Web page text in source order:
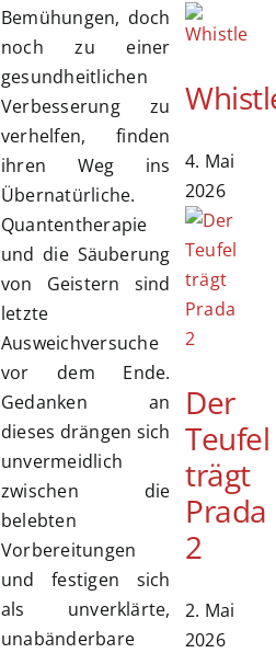
Bemühungen, doch
noch zu einer
gesundheitlichen
Verbesserung zu
verhelfen, finden
ihren Weg ins
Übernatürliche.
Quantentherapie
und die Säuberung
von Geistern sind
letzte
Ausweichversuche
vor dem Ende.
Gedanken an
dieses drängen sich
unvermeidlich
zwischen die
belebten
Vorbereitungen
und festigen sich
als unverklärte,
unabänderbare
4. Mai
2026
Der
Teufel
trägt
Prada
2
2. Mai
2026